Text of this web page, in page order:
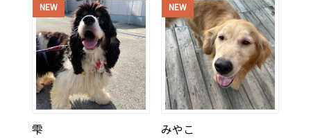
NEW
雫
NEW
みやこ